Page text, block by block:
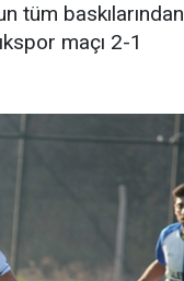
tüm baskılarından
maçı 2-1